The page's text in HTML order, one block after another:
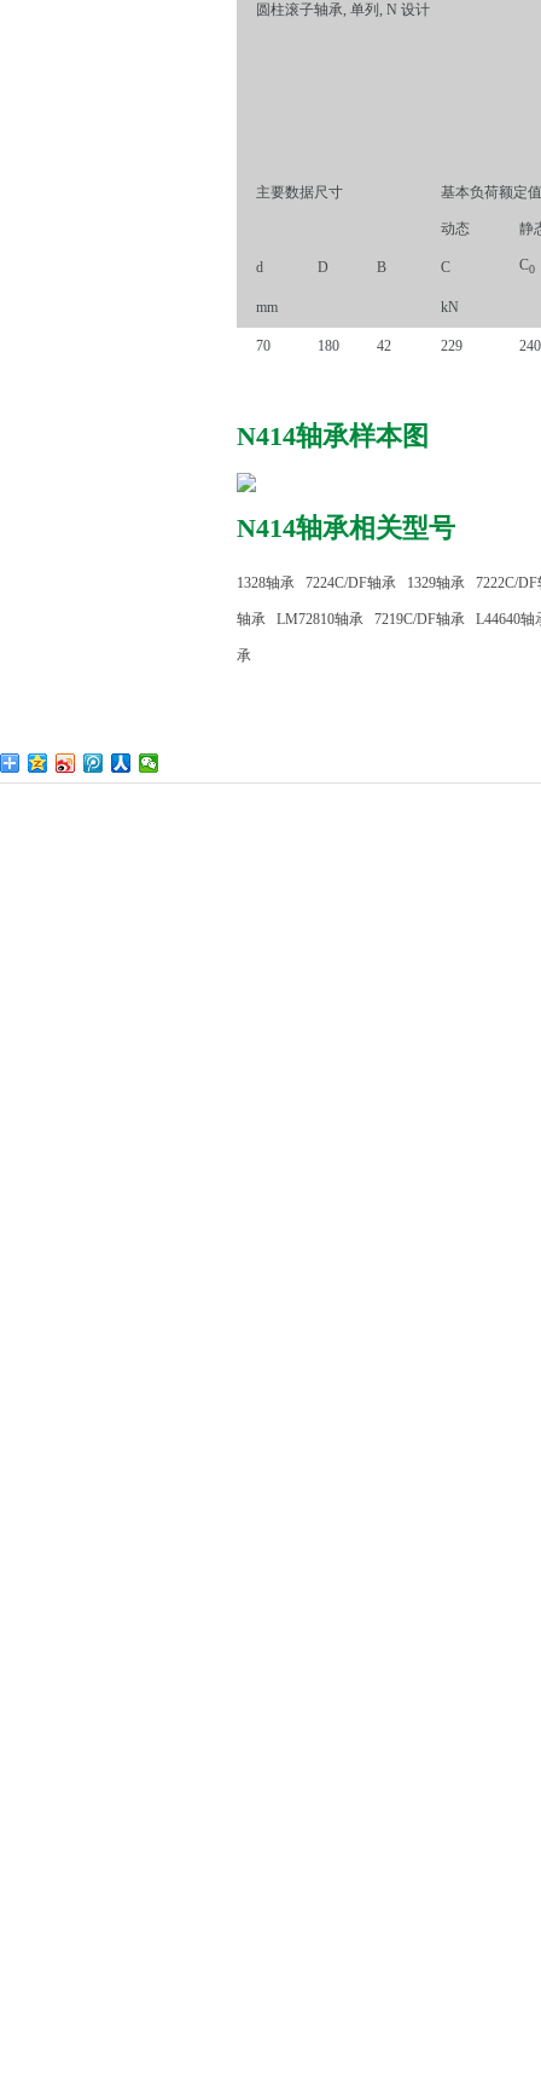
圆柱滚子轴承, 单列, N 设计
主要数据尺寸 基本负荷额定值
动态 静
d D B C C0
mm kN
70 180 42 229 240
N414轴承样本图
N414轴承相关型号
1328轴承 7224C/DF轴承 1329轴承 7222C/
轴承 LM72810轴承 7219C/DF轴承 L44640轴
承